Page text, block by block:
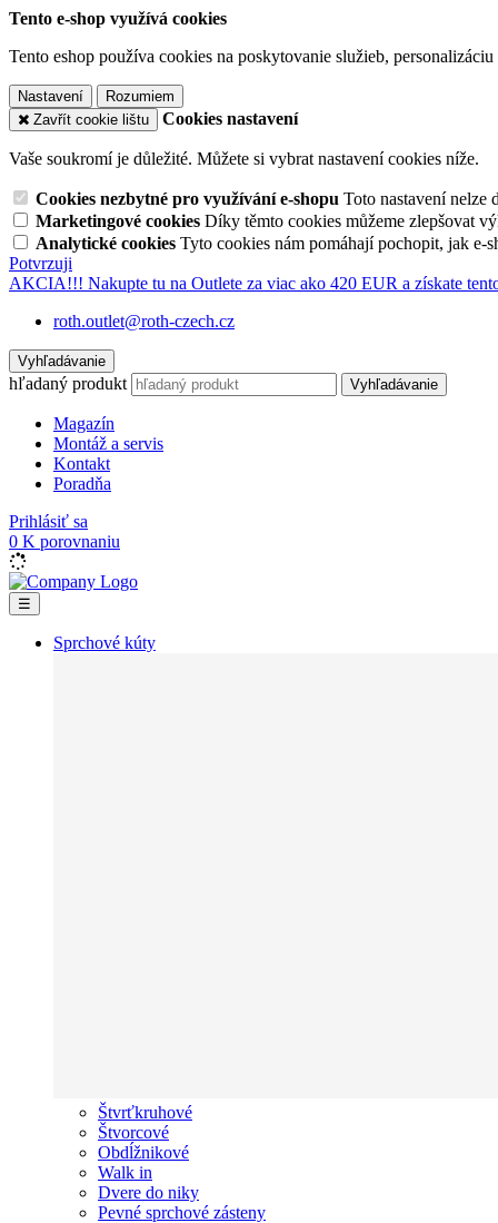
Tento e-shop využívá cookies
Tento eshop používa cookies na poskytovanie služieb,
Nastavení
Rozumiem
Zavřít cookie lištu
Cookies nastavení
Vaše soukromí je důležité. Můžete si vybrat nastavení cookies níže.
Cookies nezbytné pro využívání e-shopu Toto nastavení nelze
Marketingové cookies Díky těmto cookies můžeme zlepšovat
Analytické cookies Tyto cookies nám pomáhají pochopit, jak e-
Potvrzuji
AKCIA!!! Nakupte tu na Outlete za viac ako 420 EUR a získate
roth.outlet@roth-czech.cz
Vyhľadávanie
hľadaný produkt Vyhľadávanie
Magazín
Montáž a servis
Kontakt
Poradňa
Prihlásiť sa
0 K porovnaniu
☰
Sprchové kúty
Štvrťkruhové
Štvorcové
Obdĺžnikové
Walk in
Dvere do niky
Pevné sprchové zásteny